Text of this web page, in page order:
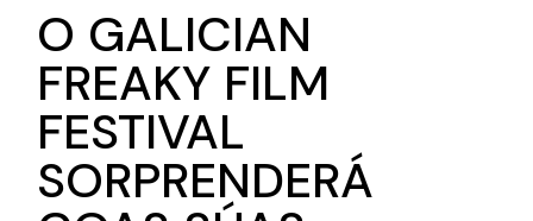
O GALICIAN
FREAKY FILM
FESTIVAL
SORPRENDERÁ